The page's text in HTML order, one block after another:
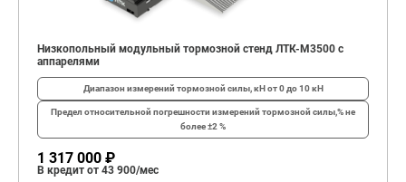
Низкопольный модульный тормозной стенд ЛТК-М3500 с
аппарелями
Диапазон измерений тормозной силы, кНот 0 до 10 кН
Предел относительной погрешности измерений тормозной силы,%не
более ±2 %
1 317 000 ₽
В кредит от 43 900/мес